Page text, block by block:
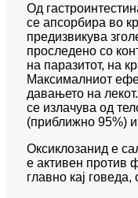
Од
се апсорбира во
предизвикува
проследено со
на паразитот, на
Максималниот
давањето на
се излачува од
(приближно 95%)
Оксиклозанид е
е активен против
главно кај говеда,